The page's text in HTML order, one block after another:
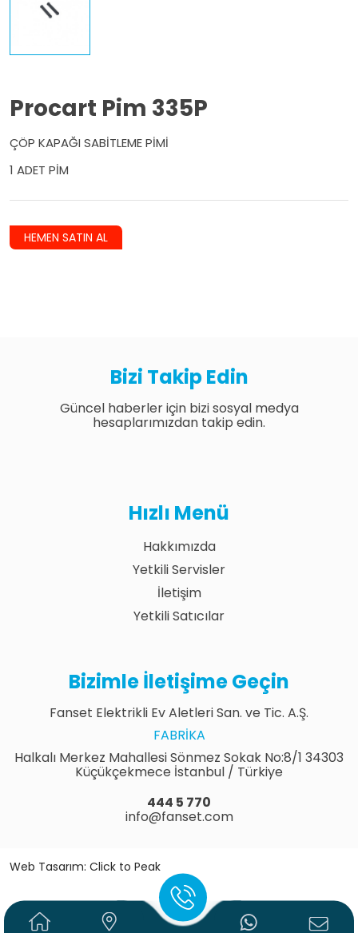
Procart Pim 335P
ÇÖP KAPAĞI SABİTLEME PİMİ
1 ADET PİM
HEMEN SATIN AL
Bizi Takip Edin
Güncel haberler için bizi sosyal medya
hesaplarımızdan takip edin.
Hızlı Menü
Hakkımızda
Yetkili Servisler
İletişim
Yetkili Satıcılar
Bizimle İletişime Geçin
Fanset Elektrikli Ev Aletleri San. ve Tic. A.Ş.
FABRIKA
Halkalı Merkez Mahallesi Sönmez Sokak No:8/1 34303
Küçükçekmece İstanbul / Türkiye
444 5 770
info@fanset.com
Web Tasarım: Click to Peak